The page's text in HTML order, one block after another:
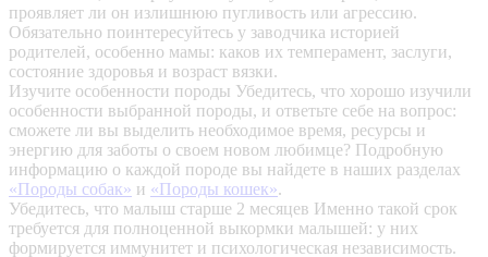
проявляет ли он излишнюю пугливость или агрессию.
Обязательно поинтересуйтесь у заводчика историей
родителей, особенно мамы: каков их темперамент, заслуги,
состояние здоровья и возраст вязки.
Изучите особенности породы Убедитесь, что хорошо изучили
особенности выбранной породы, и ответьте себе на вопрос:
сможете ли вы выделить необходимое время, ресурсы и
энергию для заботы о своем новом любимце? Подробную
информацию о каждой породе вы найдете в наших разделах
«Породы собак» и «Породы кошек».
Убедитесь, что малыш старше 2 месяцев Именно такой срок
требуется для полноценной выкормки малышей: у них
формируется иммунитет и психологическая независимость.